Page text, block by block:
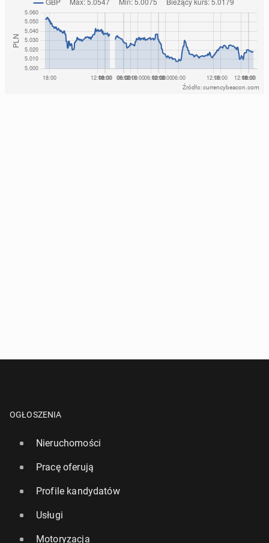
Źródło: currencybeacon.com
OGŁOSZENIA
Nieruchomości
Pracę oferują
Profile kandydatów
Usługi
Motoryzacja